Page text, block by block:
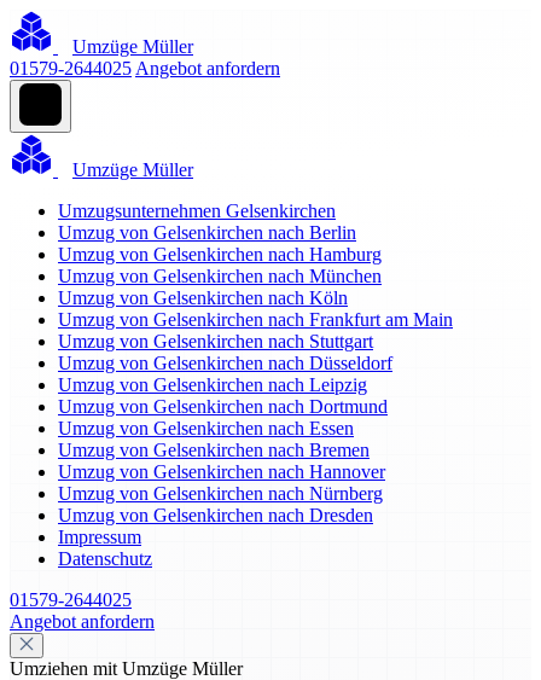
Umzüge Müller
01579-2644025 Angebot anfordern
Umzüge Müller
Umzugsunternehmen Gelsenkirchen
Umzug von Gelsenkirchen nach Berlin
Umzug von Gelsenkirchen nach Hamburg
Umzug von Gelsenkirchen nach München
Umzug von Gelsenkirchen nach Köln
Umzug von Gelsenkirchen nach Frankfurt am Main
Umzug von Gelsenkirchen nach Stuttgart
Umzug von Gelsenkirchen nach Düsseldorf
Umzug von Gelsenkirchen nach Leipzig
Umzug von Gelsenkirchen nach Dortmund
Umzug von Gelsenkirchen nach Essen
Umzug von Gelsenkirchen nach Bremen
Umzug von Gelsenkirchen nach Hannover
Umzug von Gelsenkirchen nach Nürnberg
Umzug von Gelsenkirchen nach Dresden
Impressum
Datenschutz
01579-2644025
Angebot anfordern
Umziehen mit Umzüge Müller